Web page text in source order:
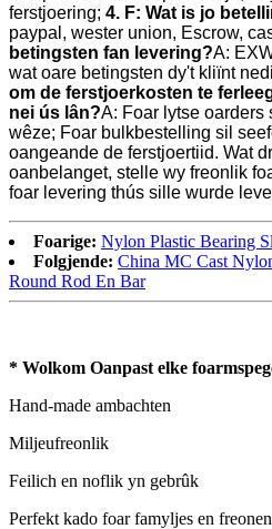
ferstjoering; 4. F: Wat is jo
paypal, wester union, Escrow,
betingsten fan levering?A:
wat oare betingsten dy't kliïnt
om de ferstjoerkosten te
nei ús lân?A: Foar lytse oarders
wêze; Foar bulkbestelling sil
oangeande de ferstjoertiid. Wat
oanbelanget, stelle wy freonlik
foar levering thús sille wurde
Foarige: Nylon Plastic Bearing
Folgjende: China MC Cast
Round Rod En Bar
* Wolkom Oanpast elke
Hand-made ambachten
Miljeufreonlik
Feilich en noflik yn gebrûk
Perfekt kado foar famyljes en